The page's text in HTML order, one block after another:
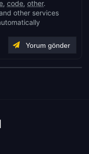
, code, other.
other services